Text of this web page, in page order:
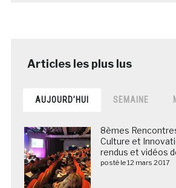
AUJOURD’HUI SEMAINE
8èmes
Culture et
rendus et vidéos
posté le 12 mars 2017